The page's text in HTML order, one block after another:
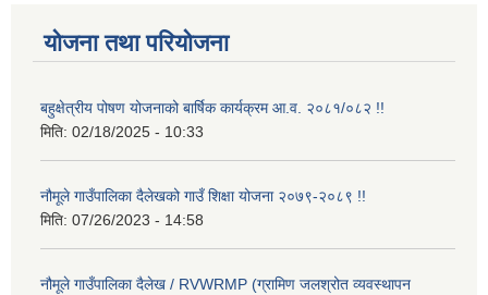
योजना तथा परियोजना
बहुक्षेत्रीय पोषण योजनाको बार्षिक कार्यक्रम आ.व. २०८१/०८२ !!
मिति: 02/18/2025 - 10:33
नौमूले गाउँपालिका दैलेखको गाउँ शिक्षा योजना २०७९-२०८९ !!
मिति: 07/26/2023 - 14:58
नौमूले गाउँपालिका दैलेख / RVWRMP (ग्रामिण जलश्रोत व्यवस्थापन